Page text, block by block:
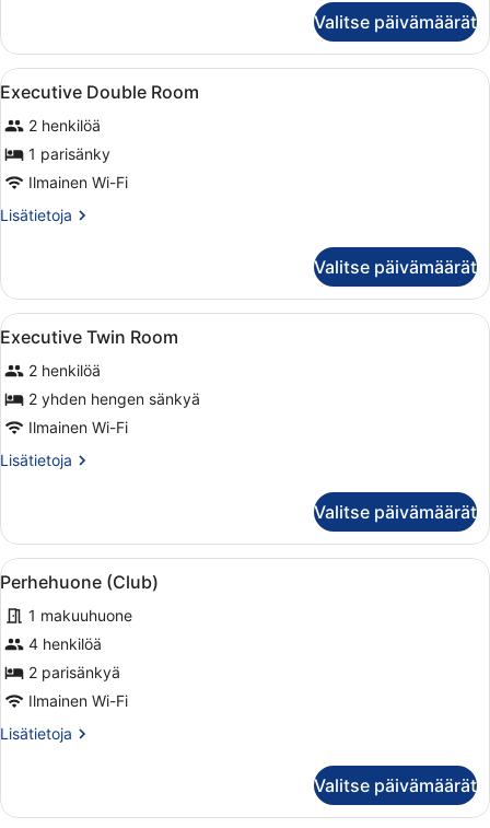
Room
Valitse päivämäärät
Avaa
kaikki
huonetyypin
Executive
Double
Room
kuvat
Minibaari, tallelokero huoneessa,
5
Executive Double Room
2 henkilöä
1 parisänky
Ilmainen Wi-Fi
Lisätietoja
Lisätietoja
Room
Valitse päivämäärät
Avaa
kaikki
huonetyypin
Executive
Twin
Room
kuvat
Minibaari, tallelokero huoneessa,
6
Executive Twin Room
2 henkilöä
2 yhden hengen sänkyä
Ilmainen Wi-Fi
Lisätietoja
Lisätietoja
Room
Valitse päivämäärät
Avaa
kaikki
huonetyypin
Perhehuone
(Club)
kuvat
Hotellihuone, jossa on kaksi
5
Perhehuone (Club)
1 makuuhuone
4 henkilöä
2 parisänkyä
Ilmainen Wi-Fi
Lisätietoja
Lisätietoja
Valitse päivämäärät